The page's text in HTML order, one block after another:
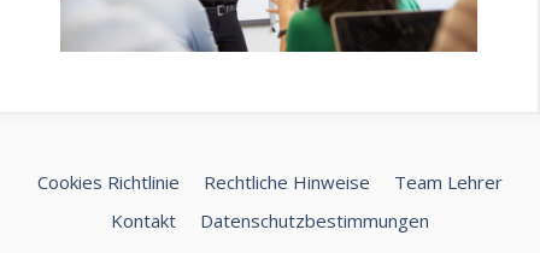
Cookies Richtlinie Rechtliche Hinweise
Team Lehrer
Kontakt
Datenschutzbestimmungen